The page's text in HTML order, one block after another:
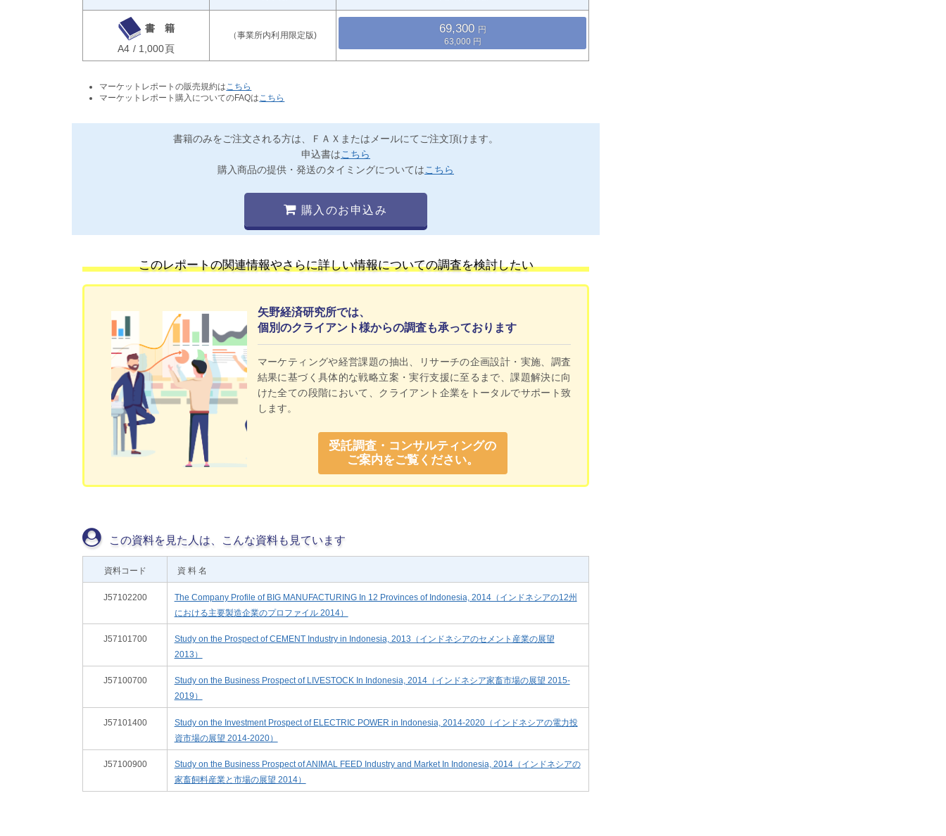
書 籍
A4 / 1,000頁
69,300
63,000
マーケットレポートの販売規約は こちら
マーケットレポート購入についてのFAQは こちら
書籍のみをご注文される方は、ＦＡＸまたはメールにてご注文頂けます。
申込書はこちら
購入商品の提供・発送のタイミングについてはこちら
購入のお申込み
このレポートの関連情報やさらに詳しい情報についての調査を検討したい
矢野経済研究所では、
個別のクライアント様からの調査も承っております
マーケティングや経営課題の抽出、リサーチの企画設計・実施、調査
結果に基づく具体的な戦略立案・実行支援に至るまで、課題解決に向
けた全ての段階において、クライアント企業をトータルでサポート致
します。
受託調査・コンサルティングの
ご案内をご覧ください。
この資料を見た人は、こんな資料も見ています
資料コード 資 料 名
J57102200
The Company Profile of BIG MANUFACTURING In 12 Provinces of Indonesia, 2014（インドネシアの12州
における主要製造企業のプロファイル 2014）
J57101700
Study on the Prospect of CEMENT Industry in Indonesia, 2013（インドネシアのセメント産業の展望
2013）
J57100700
Study on the Business Prospect of LIVESTOCK In Indonesia, 2014（インドネシア家畜市場の展望 2015-
2019）
J57101400
Study on the Investment Prospect of ELECTRIC POWER in Indonesia, 2014-2020（インドネシアの電力投
資市場の展望 2014-2020）
J57100900
Study on the Business Prospect of ANIMAL FEED Industry and Market In Indonesia, 2014（インドネシアの
家畜飼料産業と市場の展望 2014）